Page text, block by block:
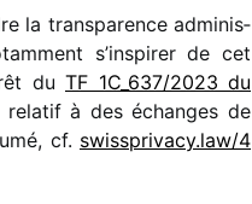
la trans­pa­rence admi­nis­
s’inspirer de cet
du TF 1C_​637/​2023 du
rela­tif à des échanges de
cf. swiss​pri​vacy​.law/​4​